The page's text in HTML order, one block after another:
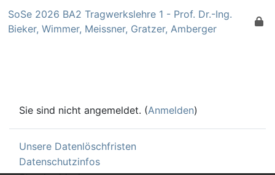
SoSe 2026 BA2 Tragwerkslehre 1 - Prof. Dr.-Ing.
Bieker, Wimmer, Meissner, Gratzer, Amberger
Sie sind nicht angemeldet. (Anmelden)
Unsere Datenlöschfristen
Datenschutzinfos